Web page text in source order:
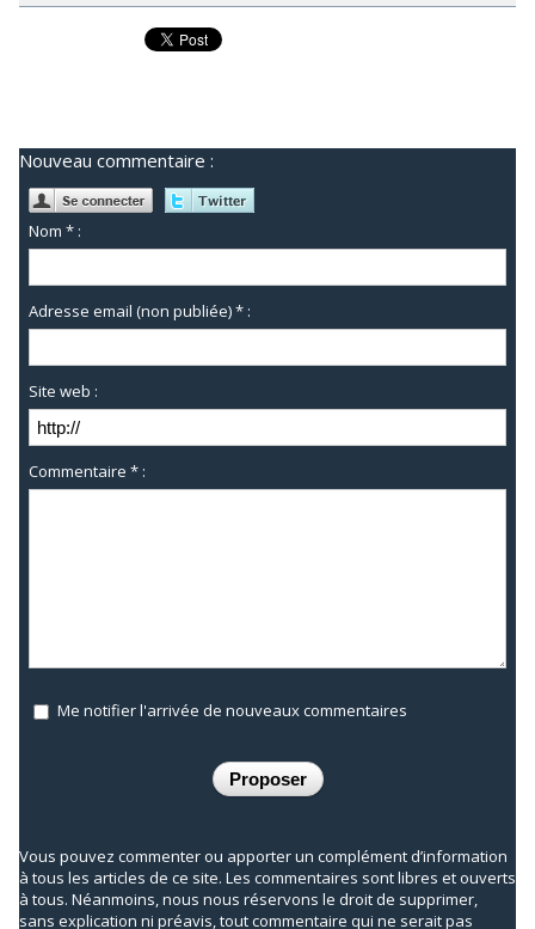
Nouveau commentaire :
Nom * :
Adresse email (non publiée) * :
Site web :
Commentaire * :
Me notifier l'arrivée de nouveaux commentaires
Vous pouvez commenter ou apporter un complément d’information
à tous les articles de ce site. Les commentaires sont libres et ouverts
à tous. Néanmoins, nous nous réservons le droit de supprimer,
sans explication ni préavis, tout commentaire qui ne serait pas